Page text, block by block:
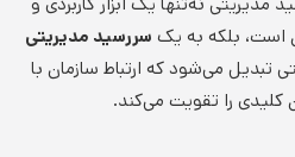
است، بلکه به یک سررسید مدیریتی
تبدیل می‌شود که ارتباط سازمان با
کلیدی را تقویت می‌کند.